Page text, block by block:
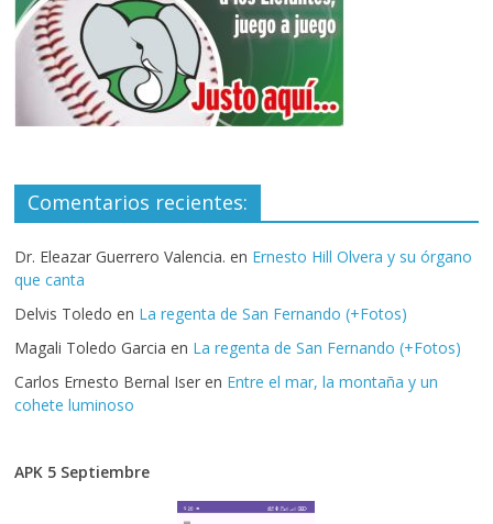
Comentarios recientes:
Dr. Eleazar Guerrero Valencia. en Ernesto Hill Olvera y su órgano
que canta
Delvis Toledo en La regenta de San Fernando (+Fotos)
Magali Toledo Garcia en La regenta de San Fernando (+Fotos)
Carlos Ernesto Bernal Iser en Entre el mar, la montaña y un
cohete luminoso
APK 5 Septiembre